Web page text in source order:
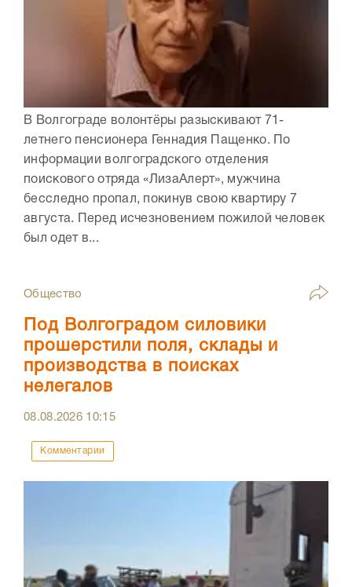
В Волгограде волонтёры разыскивают 71-
летнего пенсионера Геннадия Пащенко. По
информации волгоградского отделения
поискового отряда «ЛизаАлерт», мужчина
бесследно пропал, покинув свою квартиру 7
августа. Перед исчезновением пожилой человек
был одет в...
Общество
Под Волгоградом силовики
прошерстили поля, склады и
производства в поисках
нелегалов
08.08.2026 10:15
Комментарии